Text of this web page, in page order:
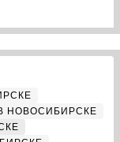
НОВОСИБИРСКЕ